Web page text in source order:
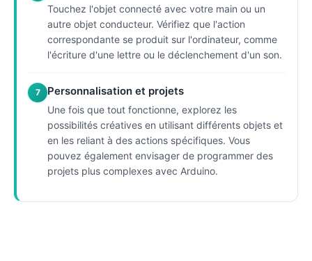
Touchez l'objet connecté avec votre main ou un
autre objet conducteur. Vérifiez que l'action
correspondante se produit sur l'ordinateur, comme
l'écriture d'une lettre ou le déclenchement d'un son.
7 Personnalisation et projets
Une fois que tout fonctionne, explorez les
possibilités créatives en utilisant différents objets et
en les reliant à des actions spécifiques. Vous
pouvez également envisager de programmer des
projets plus complexes avec Arduino.